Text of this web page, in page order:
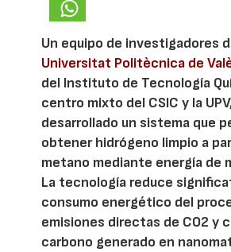
Un equipo de investigadores
Universitat Politècnica de
del Instituto de Tecnología
centro mixto del CSIC y la
desarrollado un sistema que
obtener hidrógeno limpio a
metano mediante energía de
La tecnología reduce
consumo energético del
emisiones directas de CO2 y
carbono generado en